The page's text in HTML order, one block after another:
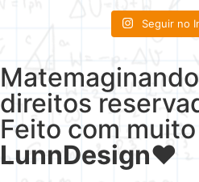
Seguir no
direitos
Feito com
LunnDesign♥